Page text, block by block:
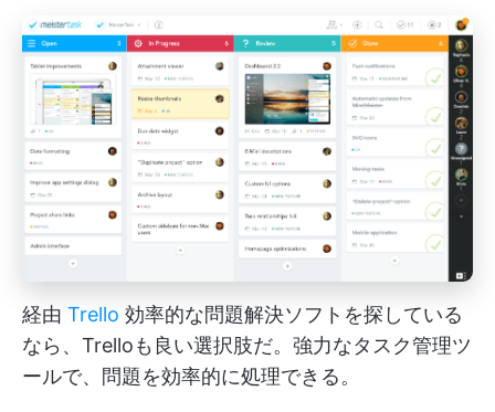
経由 Trello 効率的な問題解決ソフトを探している
なら、Trelloも良い選択肢だ。強力なタスク管理ツ
ールで、問題を効率的に処理できる。